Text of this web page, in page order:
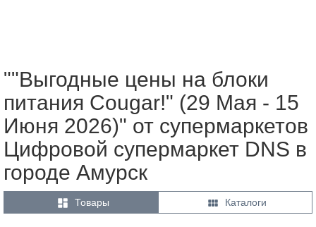
""Выгодные цены на блоки
питания Cougar!" (29 Мая - 15
Июня 2026)" от супермаркетов
Цифровой супермаркет DNS в
городе Амурск
 Товары  Каталоги